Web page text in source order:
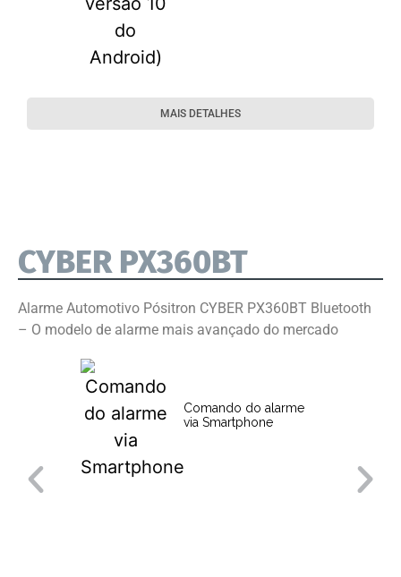
MAIS DETALHES
CYBER PX360BT
Alarme Automotivo Pósitron CYBER PX360BT Bluetooth
– O modelo de alarme mais avançado do mercado
Comando do alarme
via Smartphone